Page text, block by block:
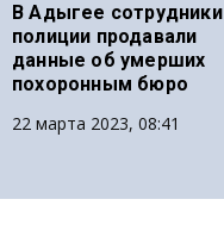
В Адыгее сотрудники
полиции продавали
данные об умерших
похоронным бюро
22 марта 2023, 08:41